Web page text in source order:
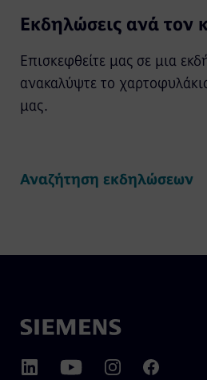
Εκδηλώσεις ανά τον
Επισκεφθείτε μας σε μια
ανακαλύψτε το
μας.
Αναζήτηση εκδηλώσεων